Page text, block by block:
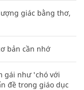
giác bằng thơ,
bản cần nhớ
gái như 'chó với
đề trong giáo dục